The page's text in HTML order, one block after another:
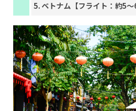
5. ベトナム【フライト：約5〜